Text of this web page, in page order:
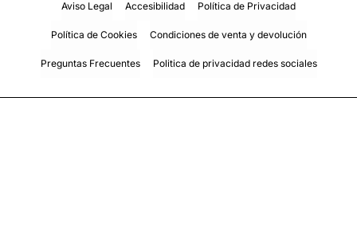
Aviso Legal Accesibilidad Política de Privacidad
Política de Cookies Condiciones de venta y devolución
Preguntas Frecuentes Politica de privacidad redes sociales